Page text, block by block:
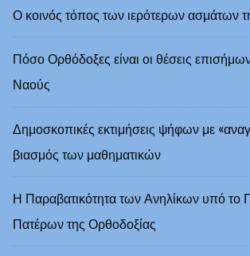
Ο κοινός τόπος των ιερότερων ασμάτων
Πόσο Ορθόδοξες είναι οι θέσεις
Ναούς
Δημοσκοπικές εκτιμήσεις ψήφων με
βιασμός των μαθηματικών
Η Παραβατικότητα των Ανηλίκων υπό το
Πατέρων της Ορθοδοξίας